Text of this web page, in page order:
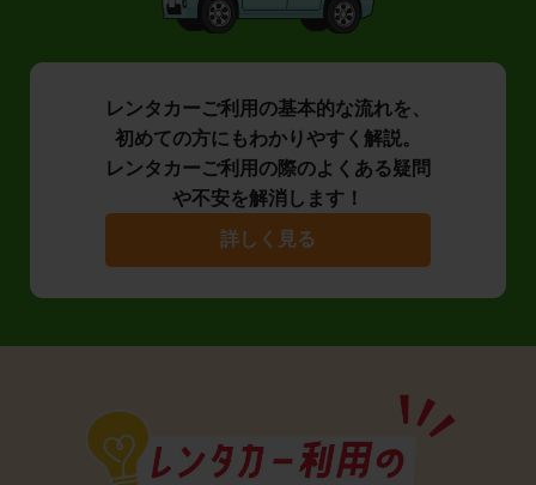
レンタカーご利用の基本的な流れを、
初めての方にもわかりやすく解説。
レンタカーご利用の際のよくある疑問
や不安を解消します！
詳しく見る